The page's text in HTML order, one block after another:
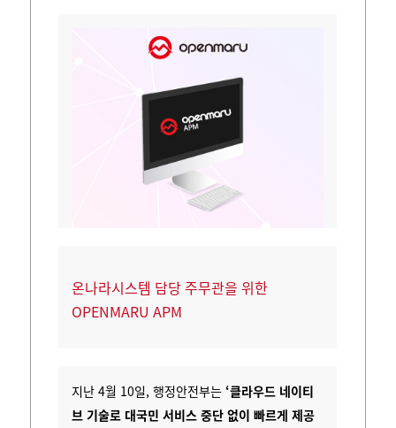
온나라시스템 담당 주무관을 위한
OPENMARU APM
지난 4월 10일, 행정안전부는 ‘클라우드 네이티
브 기술로 대국민 서비스 중단 없이 빠르게 제공